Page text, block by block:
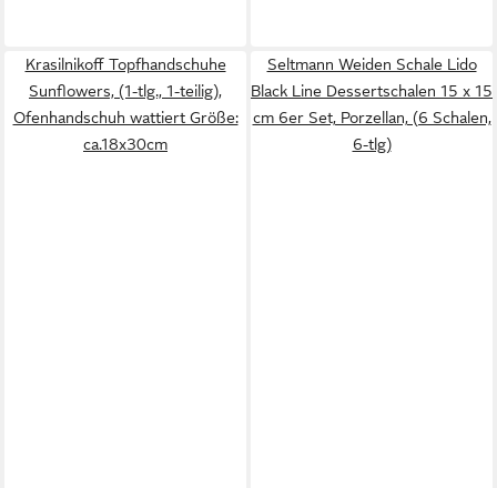
Krasilnikoff Topfhandschuhe
Sunflowers, (1-tlg., 1-teilig),
Ofenhandschuh wattiert Größe:
ca.18x30cm
Seltmann Weiden Schale Lido
Black Line Dessertschalen 15 x 15
cm 6er Set, Porzellan, (6 Schalen,
6-tlg)